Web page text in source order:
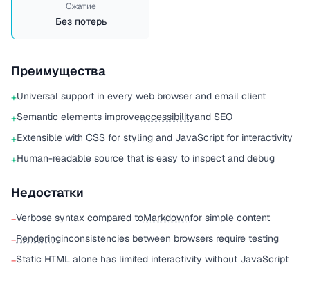
Сжатие
Без потерь
Преимущества
+Universal support in every web browser and email client
+Semantic elements improveaccessibilityand SEO
+Extensible with CSS for styling and JavaScript for interactivity
+Human-readable source that is easy to inspect and debug
Недостатки
−Verbose syntax compared toMarkdownfor simple content
−Renderinginconsistencies between browsers require testing
−Static HTML alone has limited interactivity without JavaScript